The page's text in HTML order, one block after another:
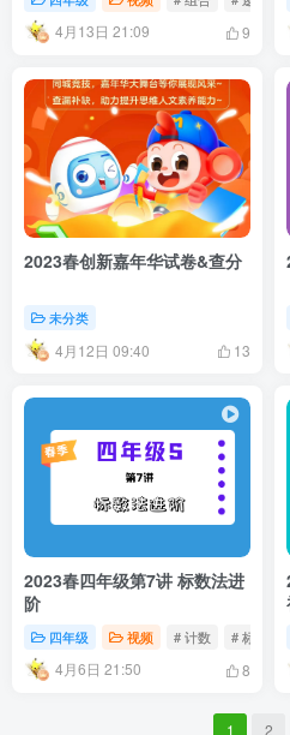
4月13日 21:09 9
2023春创新嘉年华试卷&查分
未分类
4月12日 09:40 13
2023春四年级第7讲 标数法进
阶
四年级 视频 # 计数 # 标数法
4月6日 21:50 8
1 2